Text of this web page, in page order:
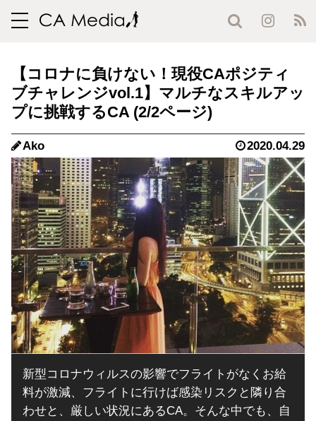
toggle
【コロナに負けない！現役CAポジティ
ブチャレンジvol.1】マルチなスキルアッ
プに挑戦するCA (2/2ページ)
Ako 2020.04.29
新型コロナウィルスの影響でフライトがなくお給
料が激減、フライトに行けば感染リスクと隣り合
わせと、厳しい状況にあるCA。そんな中でも、自